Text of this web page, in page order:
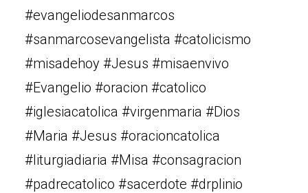
#evangeliodesanmarcos
#sanmarcosevangelista #catolicismo
#misadehoy #Jesus #misaenvivo
#Evangelio #oracion #catolico
#iglesiacatolica #virgenmaria #Dios
#Maria #Jesus #oracioncatolica
#liturgiadiaria #Misa #consagracion
#padrecatolico #sacerdote #drplinio